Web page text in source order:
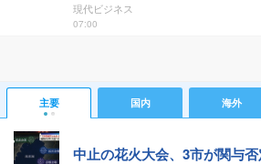
現代ビジネス
07:00
主要 国内 海外
中止の花火大会、3市が関与否